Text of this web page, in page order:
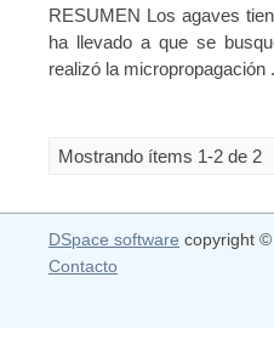
RESUMEN Los agaves
ha llevado a que se
realizó la micropropagación
Mostrando ítems 1-2 de 2
DSpace software copyright
Contacto